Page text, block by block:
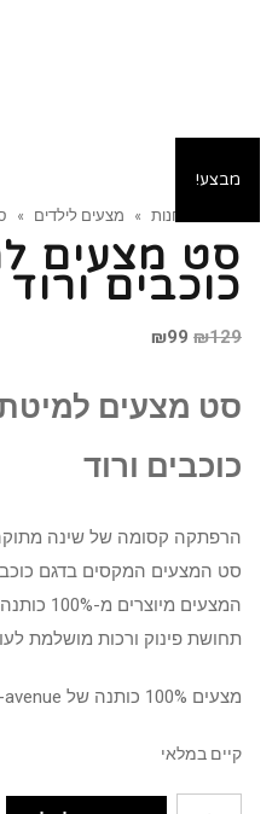
מבצע!
חנות » מצעים לילדים »
סט מצעים
כוכבים ורוד
₪129
המחיר
היה:
₪99
המחיר
הוא:
סט מצעים
כוכבים ורוד
הרפתקה קסומה של שינה
סט המצעים המקסים בדגם
המצעים
תחושת פינוק ורכות מושלמת
מצעים 100% כותנה של cotton-avenue.
קיים במלאי
כמות